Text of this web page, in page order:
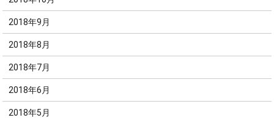
2018年9月
2018年8月
2018年7月
2018年6月
2018年5月